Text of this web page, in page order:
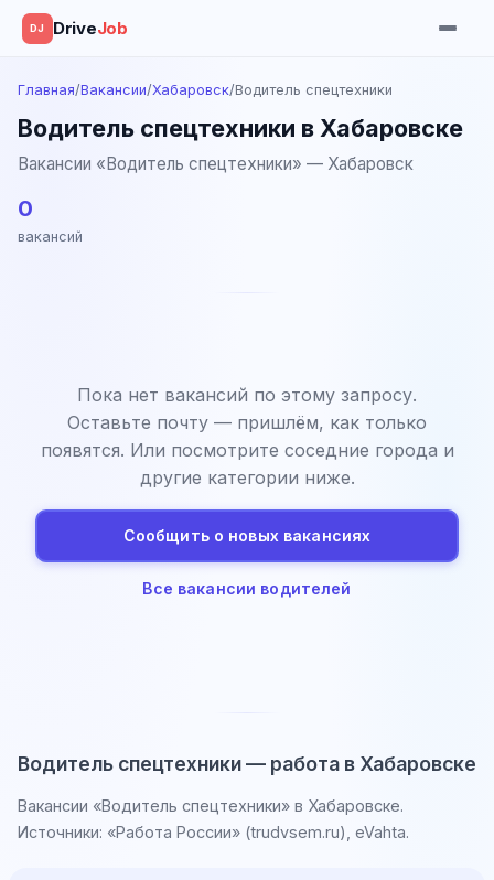
DJ DriveJob
Главная/Вакансии/Хабаровск/Водитель спецтехники
Водитель спецтехники в Хабаровске
Вакансии «Водитель спецтехники» — Хабаровск
0
вакансий
Пока нет вакансий по этому запросу.
Оставьте почту — пришлём, как только
появятся. Или посмотрите соседние города и
другие категории ниже.
Сообщить о новых вакансиях
Все вакансии водителей
Водитель спецтехники — работа в Хабаровске
Вакансии «Водитель спецтехники» в Хабаровске.
Источники: «Работа России» (trudvsem.ru), eVahta.